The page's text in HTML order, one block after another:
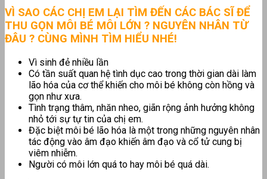
VÌ SAO CÁC CHỊ EM LẠI TÌM ĐẾN CÁC BÁC SĨ ĐỂ
THU GỌN MÔI BÉ MÔI LỚN ? NGUYÊN NHÂN TỪ
ĐÂU ? CÙNG MÌNH TÌM HIỂU NHÉ!
Vì sinh đẻ nhiều lần
Có tần suất quan hệ tình dục cao trong thời gian dài làm
lão hóa của cơ thể khiến cho môi bé không còn hồng và
gọn như xưa.
Tình trạng thâm, nhăn nheo, giãn rộng ảnh hưởng không
nhỏ tới sự tự tin của chị em.
Đặc biệt môi bé lão hóa là một trong những nguyên nhân
tác động vào âm đạo khiến âm đạo và cổ tử cung bị
viêm nhiễm.
Người có môi lớn quá to hay môi bé quá dài.